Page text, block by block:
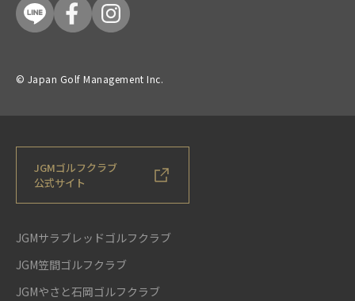
© Japan Golf Management Inc.
JGMゴルフクラブ
公式サイト
JGMサラブレッドゴルフクラブ
JGM笠間ゴルフクラブ
JGMやさと石岡ゴルフクラブ